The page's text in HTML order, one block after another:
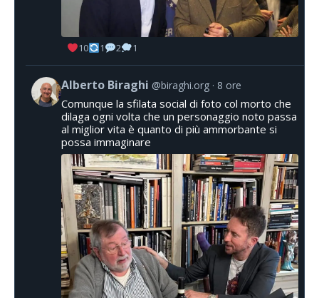
10 1 2 1
Alberto Biraghi @biraghi.org 8 ore
Comunque la sfilata social di foto col morto che
dilaga ogni volta che un personaggio noto passa
al miglior vita è quanto di più ammorbante si
possa immaginare